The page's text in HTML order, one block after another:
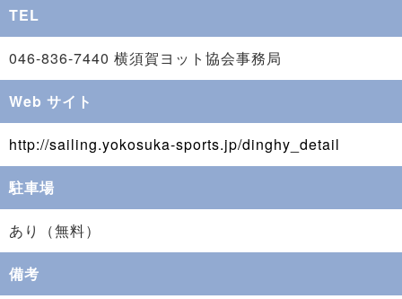
TEL
046-836-7440 横須賀ヨット協会事務局
Web サイト
http://sailing.yokosuka-sports.jp/dinghy_detail
駐車場
あり（無料）
備考